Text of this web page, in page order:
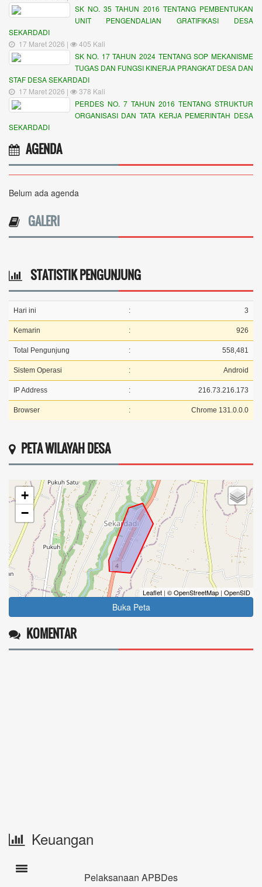
SK NO. 35 TAHUN 2016 TENTANG PEMBENTUKAN
UNIT PENGENDALIAN GRATIFIKASI DESA
SEKARDADI
17 Maret 2026 |
405 Kali
SK NO. 17 TAHUN 2024 TENTANG SOP MEKANISME
TUGAS DAN FUNGSI KINERJA PRANGKAT DESA DAN
STAF DESA SEKARDADI
17 Maret 2026 |
378 Kali
PERDES NO. 7 TAHUN 2016 TENTANG STRUKTUR
ORGANISASI DAN TATA KERJA PEMERINTAH DESA
SEKARDADI
AGENDA
Belum ada agenda
GALERI
STATISTIK PENGUNJUNG
Hari ini : 3
Kemarin : 926
Total Pengunjung : 558,481
Sistem Operasi : Android
IP Address : 216.73.216.173
Browser : Chrome 131.0.0.0
PETA WILAYAH DESA
+
−
Leaflet | © OpenStreetMap | OpenSID
Buka Peta
KOMENTAR
Keuangan
Toogle navigation
Pelaksanaan APBDes